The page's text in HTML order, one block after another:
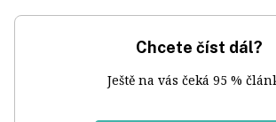
Chcete číst dál?
Ještě na vás čeká 95 %